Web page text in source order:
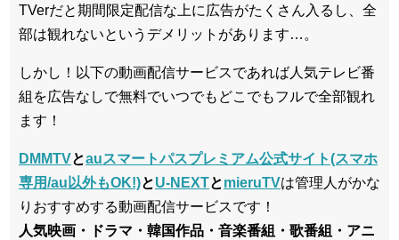
TVerだと期間限定配信な上に広告がたくさん入るし、全
部は観れないというデメリットがあります…。
しかし！以下の動画配信サービスであれば人気テレビ番
組を広告なしで無料でいつでもどこでもフルで全部観れ
ます！
DMMTVとauスマートパスプレミアム公式サイト(スマホ
専用/au以外もOK!)とU-NEXTとmieruTVは管理人がかな
りおすすめする動画配信サービスです！
人気映画・ドラマ・韓国作品・音楽番組・歌番組・アニ